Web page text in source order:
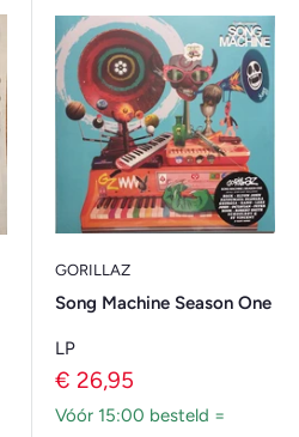
GORILLAZ
Song Machine Season One
LP
Verkoopprijs
€ 26,95
Vóór 15:00 besteld =